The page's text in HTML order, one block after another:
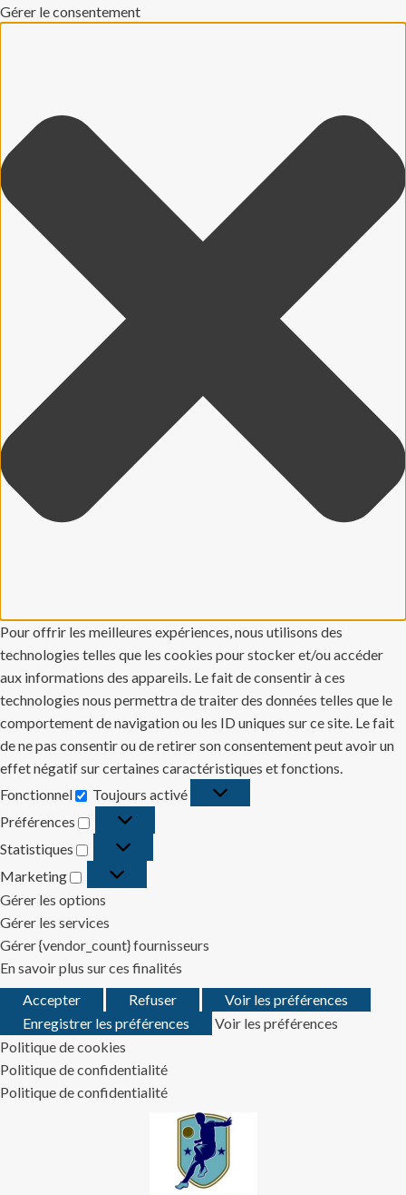
Gérer le consentement
Pour offrir les meilleures expériences, nous utilisons des
technologies telles que les cookies pour stocker et/ou accéder
aux informations des appareils. Le fait de consentir à ces
technologies nous permettra de traiter des données telles que le
comportement de navigation ou les ID uniques sur ce site. Le fait
de ne pas consentir ou de retirer son consentement peut avoir un
effet négatif sur certaines caractéristiques et fonctions.
Fonctionnel
Fonctionnel
Toujours activé
Préférences
Préférences
Statistiques
Statistiques
Marketing
Marketing
Gérer les options
Gérer les services
Gérer {vendor_count} fournisseurs
En savoir plus sur ces finalités
Accepter
Refuser
Voir les préférences
Enregistrer les préférences
Voir les préférences
Politique de cookies
Politique de confidentialité
Politique de confidentialité